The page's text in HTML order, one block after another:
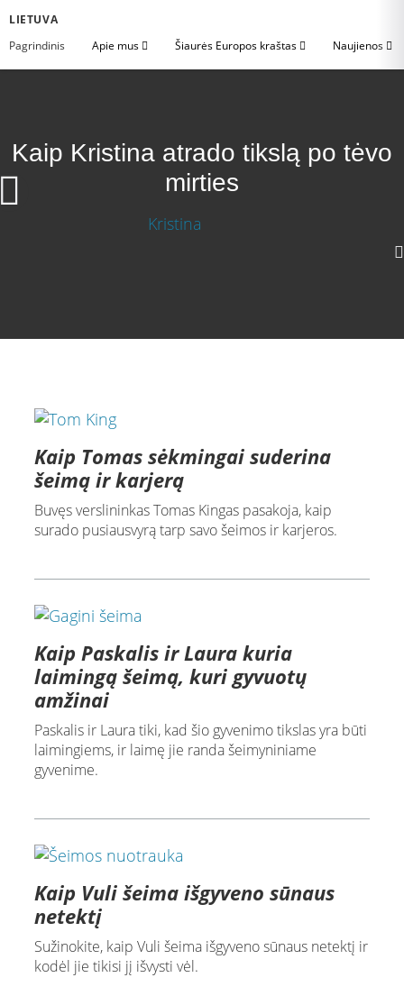
LIETUVA
Pagrindinis
Apie mus Šiaurės Europos kraštas Naujienos
Kaip Kristina atrado tikslą po tėvo
mirties
Kaip Tomas sėkmingai suderina
šeimą ir karjerą
Buvęs verslininkas Tomas Kingas pasakoja, kaip
surado pusiausvyrą tarp savo šeimos ir karjeros.
Kaip Paskalis ir Laura kuria
laimingą šeimą, kuri gyvuotų
amžinai
Paskalis ir Laura tiki, kad šio gyvenimo tikslas yra būti
laimingiems, ir laimę jie randa šeimyniniame
gyvenime.
Kaip Vuli šeima išgyveno sūnaus
netektį
Sužinokite, kaip Vuli šeima išgyveno sūnaus netektį ir
kodėl jie tikisi jį išvysti vėl.